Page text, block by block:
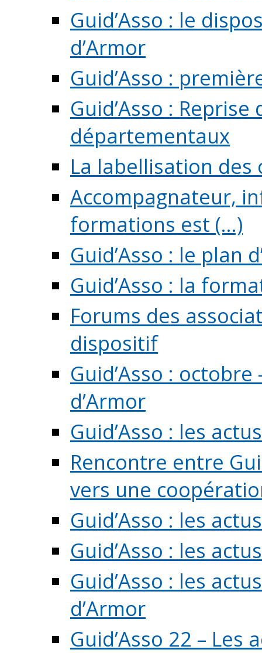
Guid’Asso : le
d’Armor
Guid’Asso :
Guid’Asso :
départementaux
La labellisation
Accompagnateur,
formations est (...)
Guid’Asso : le plan
Guid’Asso : la
Forums des
dispositif
Guid’Asso :
d’Armor
Guid’Asso : les
Rencontre entre
vers une
Guid’Asso : les
Guid’Asso : les
Guid’Asso : les
d’Armor
Guid’Asso 22 – Les